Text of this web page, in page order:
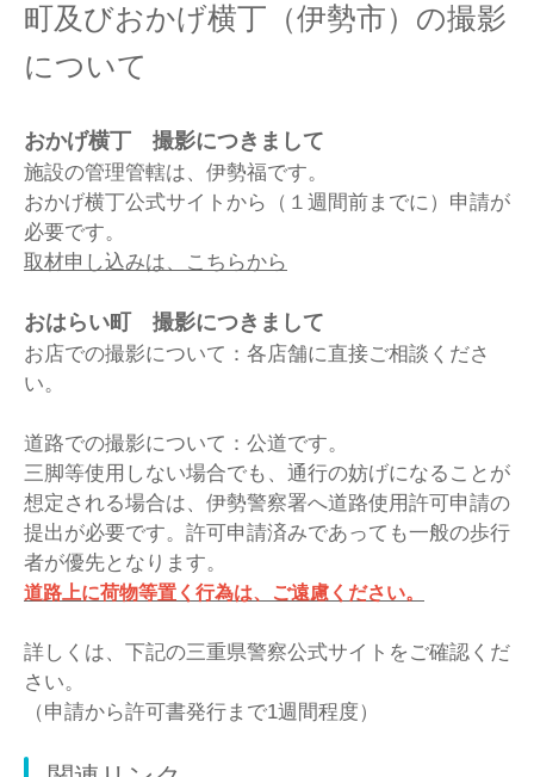
町及びおかげ横丁（伊勢市）の撮影
について
おかげ横丁 撮影につきまして
施設の管理管轄は、伊勢福です。
おかげ横丁公式サイトから（１週間前までに）申請が
必要です。
取材申し込みは、こちらから
おはらい町 撮影につきまして
お店での撮影について：各店舗に直接ご相談くださ
い。
道路での撮影について：公道です。
三脚等使用しない場合でも、通行の妨げになることが
想定される場合は、伊勢警察署へ道路使用許可申請の
提出が必要です。許可申請済みであっても一般の歩行
者が優先となります。
道路上に荷物等置く行為は、ご遠慮ください。
詳しくは、下記の三重県警察公式サイトをご確認くだ
さい。
（申請から許可書発行まで1週間程度）